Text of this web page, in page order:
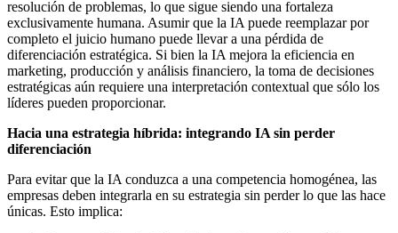
resolución de problemas, lo que sigue siendo una fortaleza
exclusivamente humana. Asumir que la IA puede reemplazar por
completo el juicio humano puede llevar a una pérdida de
diferenciación estratégica. Si bien la IA mejora la eficiencia en
marketing, producción y análisis financiero, la toma de decisiones
estratégicas aún requiere una interpretación contextual que sólo los
líderes pueden proporcionar.
Hacia una estrategia híbrida: integrando IA sin perder
diferenciación
Para evitar que la IA conduzca a una competencia homogénea, las
empresas deben integrarla en su estrategia sin perder lo que las hace
únicas. Esto implica: